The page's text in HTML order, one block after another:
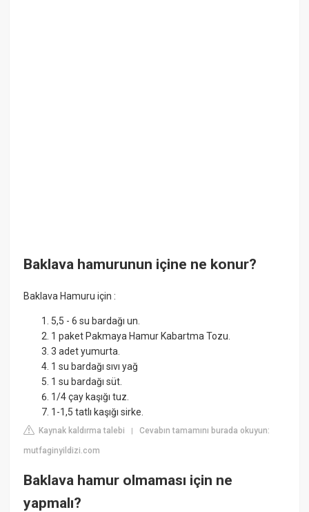
Baklava hamurunun içine ne konur?
Baklava Hamuru için :
5,5 - 6 su bardağı un.
1 paket Pakmaya Hamur Kabartma Tozu.
3 adet yumurta.
1 su bardağı sıvı yağ
1 su bardağı süt.
1/4 çay kaşığı tuz.
1-1,5 tatlı kaşığı sirke.
Kaynak kaldırma talebi |Cevabın tamamını burada okuyun:
mutfaginyildizi.com
Baklava hamur olmaması için ne
yapmalı?